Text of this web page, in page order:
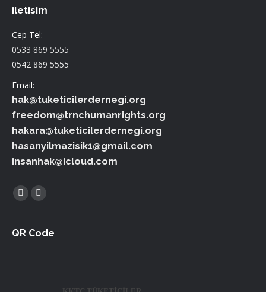
iletisim
Cep Tel:
0533 869 5555
0542 869 5555
Email:
hak@tuketicilerdernegi.org
freedom@trnchumanrights.org
hakara@tuketicilerdernegi.org
hasanyilmazisik1@gmail.com
insanhak@icloud.com
Find us on:
Facebook
Twitter
QR Code